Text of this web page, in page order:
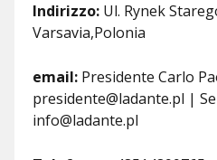
Indirizzo: Ul. Rynek
Varsavia,Polonia
email: Presidente Carlo
presidente@ladante.pl |
info@ladante.pl